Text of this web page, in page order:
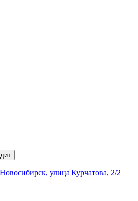
Новосибирск, улица Курчатова, 2/2